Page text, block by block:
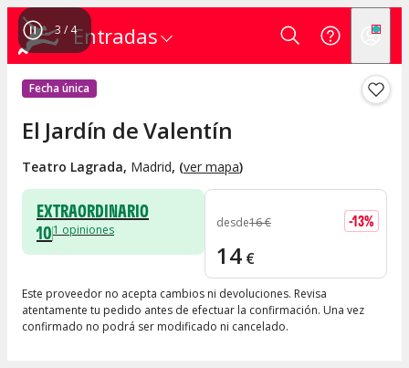
Entradas
4 / 4
Fecha única
El Jardín de Valentín
Teatro Lagrada, Madrid, (ver mapa)
EXTRAORDINARIO
101 opiniones desde16€ -13%
14 €
Este proveedor no acepta cambios ni devoluciones. Revisa
atentamente tu pedido antes de efectuar la confirmación. Una vez
confirmado no podrá ser modificado ni cancelado.